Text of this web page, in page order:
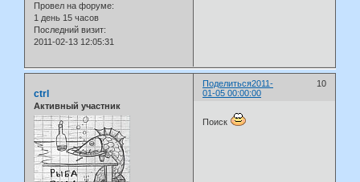
Провел на форуме:
1 день 15 часов
Последний визит:
2011-02-13 12:05:31
Поделиться 10
2011-
01-05 00:00:00
ctrl
Активный участник
Поиск